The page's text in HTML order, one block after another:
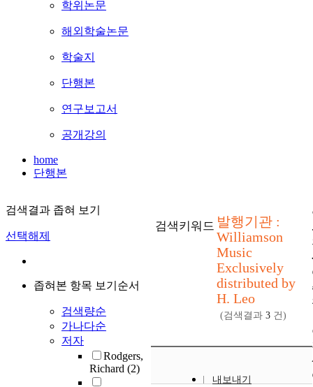
학위논문
해외학술논문
학술지
단행본
연구보고서
공개강의
home
단행본
검색결과 좁혀 보기
선택해제
좁혀본 항목 보기순서
검색량순
가나다순
저자
Rodgers,
Richard (2)
검색키워드 발행기관 :
Williamson
Music
Exclusively
distributed by
H. Leo
(검색결과 3 건)
내보내기